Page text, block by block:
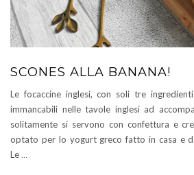
SCONES ALLA BANANA!
Le focaccine inglesi, con soli tre
immancabili nelle tavole inglesi ad
solitamente si servono con confettura e
optato per lo yogurt greco fatto in casa e
Le …